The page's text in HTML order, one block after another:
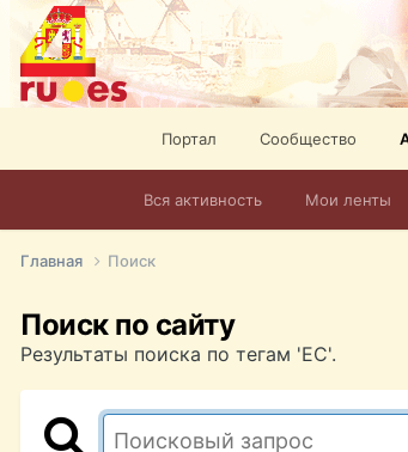
Портал Сообщество
Вся активность Мои ленты
Главная Поиск
Поиск по сайту
Результаты поиска по тегам 'ЕС'.